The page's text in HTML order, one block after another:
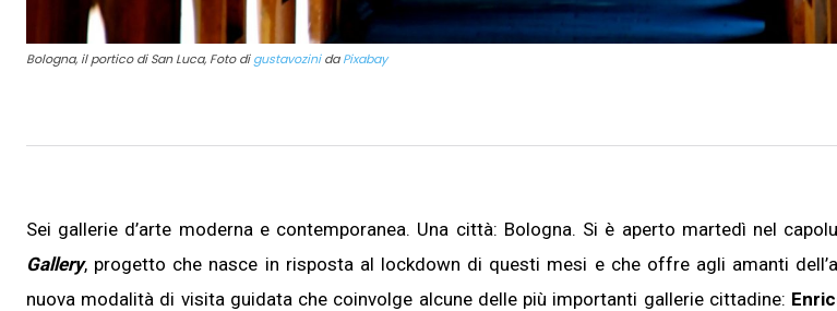
Bologna, il portico di San Luca, Foto digustavozinidaPixabay
Sei gallerie d’arte moderna e contemporanea. Una città: Bologna. Si è aperto martedì nel
Gallery, progetto che nasce in risposta al lockdown di questi mesi e che offre agli amanti
nuova modalità di visita guidata che coinvolge alcune delle più importanti gallerie cittadine: